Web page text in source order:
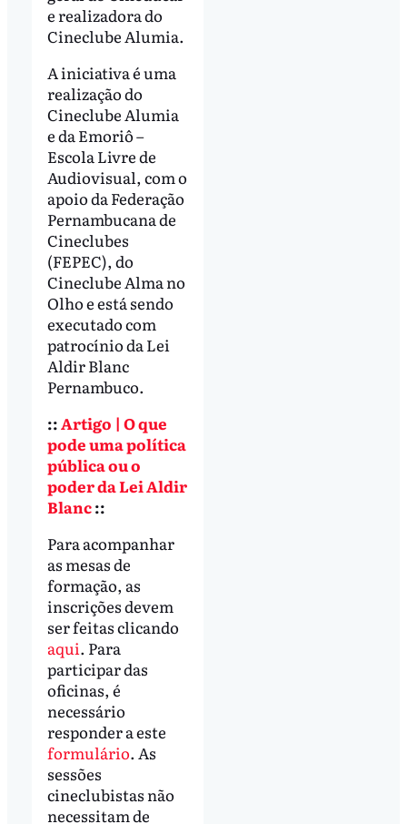
e realizadora do
Cineclube Alumia.
A iniciativa é uma
realização do
Cineclube Alumia
e da Emoriô –
Escola Livre de
Audiovisual, com o
apoio da Federação
Pernambucana de
Cineclubes
(FEPEC), do
Cineclube Alma no
Olho e está sendo
executado com
patrocínio da Lei
Aldir Blanc
Pernambuco.
::Artigo | O que
pode uma política
pública ou o
poder da Lei Aldir
Blanc::
Para acompanhar
as mesas de
formação, as
inscrições devem
ser feitas clicando
aqui. Para
participar das
oficinas, é
necessário
responder a este
formulário. As
sessões
cineclubistas não
necessitam de